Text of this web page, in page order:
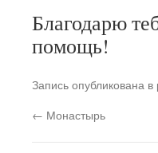
Благодарю
помощь!
Запись опубликована в
← Монастырь